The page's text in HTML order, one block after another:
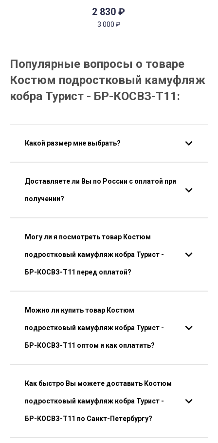
2 830 ₽
3 000 ₽
Популярные вопросы о товаре
Костюм подростковый камуфляж
кобра Турист - БР-КОСВЗ-Т11:
Какой размер мне выбрать?
Доставляете ли Вы по России с оплатой при
получении?
Могу ли я посмотреть товар Костюм
подростковый камуфляж кобра Турист -
БР-КОСВЗ-Т11 перед оплатой?
Можно ли купить товар Костюм
подростковый камуфляж кобра Турист -
БР-КОСВЗ-Т11 оптом и как оплатить?
Как быстро Вы можете доставить Костюм
подростковый камуфляж кобра Турист -
БР-КОСВЗ-Т11 по Санкт-Петербургу?